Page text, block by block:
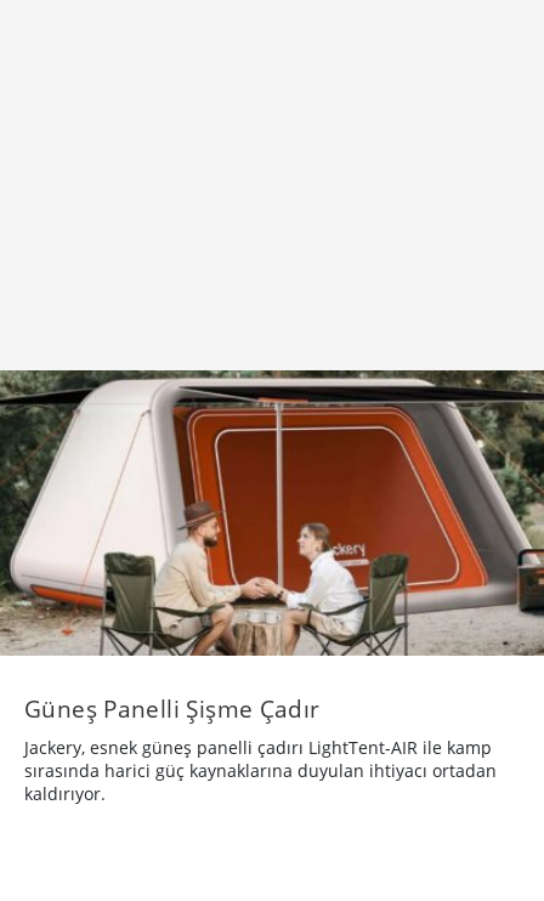
Güneş Panelli Şişme Çadır
Jackery, esnek güneş panelli çadırı LightTent-AIR ile kamp
sırasında harici güç kaynaklarına duyulan ihtiyacı ortadan
kaldırıyor.